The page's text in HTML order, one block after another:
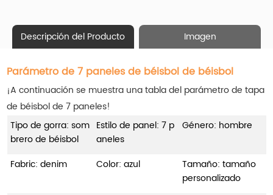
Descripción del Producto Imagen
Parámetro de 7 paneles de béisbol de béisbol
¡A continuación se muestra una tabla del parámetro de tapa
de béisbol de 7 paneles!
Tipo de gorra: som
brero de béisbol
Estilo de panel: 7 p
aneles
Género: hombre
Fabric: denim Color: azul
Tamaño: tamaño
personalizado